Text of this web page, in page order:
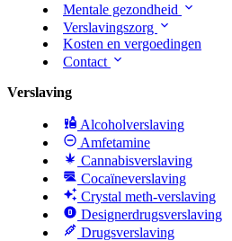
Mentale gezondheid
Verslavingszorg
Kosten en vergoedingen
Contact
Verslaving
Alcoholverslaving
Amfetamine
Cannabisverslaving
Cocaïneverslaving
Crystal meth-verslaving
Designerdrugsverslaving
Drugsverslaving